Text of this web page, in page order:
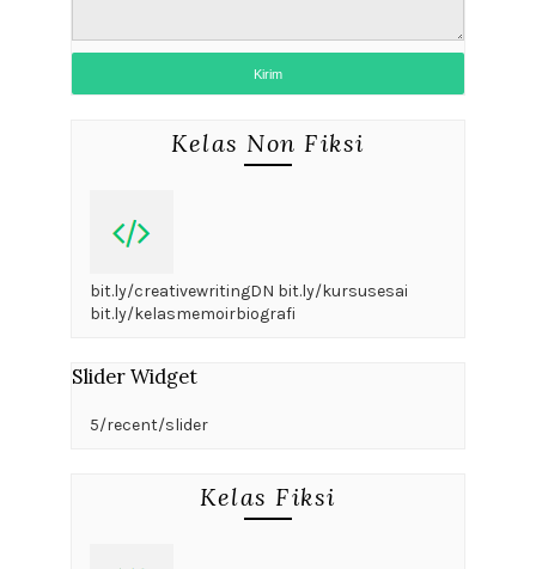
Kelas Non Fiksi
bit.ly/creativewritingDN bit.ly/kursusesai
bit.ly/kelasmemoirbiografi
Slider Widget
5/recent/slider
Kelas Fiksi